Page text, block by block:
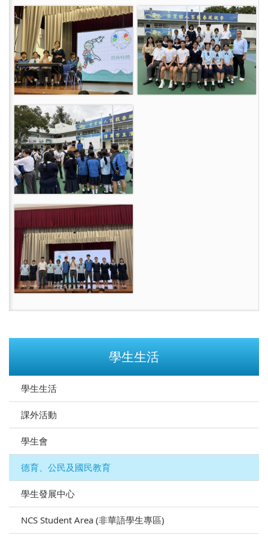
學生生活
學生生活
課外活動
學生會
德育、公民及國民教育
學生發展中心
NCS Student Area (非華語學生專區)